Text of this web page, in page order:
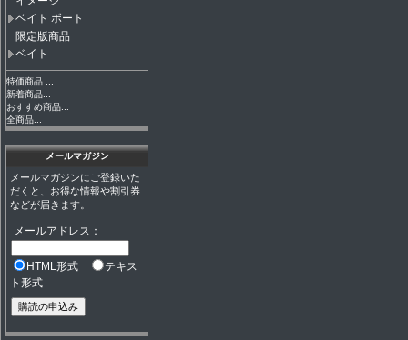
ベイト ボート
限定版商品
ベイト
特価商品 ...
新着商品...
おすすめ商品...
全商品...
メールマガジン
メールマガジンにご登録いた
だくと、お得な情報や割引券
などが届きます。
メールアドレス：
HTML形式
テキス
ト形式